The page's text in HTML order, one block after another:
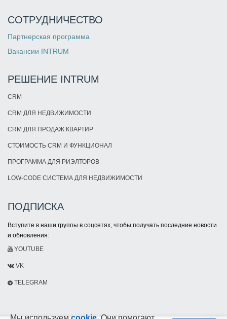
СОТРУДНИЧЕСТВО
Партнерская программа
Вакансии INTRUM
РЕШЕНИЕ INTRUM
CRM
CRM ДЛЯ НЕДВИЖИМОСТИ
CRM ДЛЯ ПРОДАЖ КВАРТИР
СТОИМОСТЬ CRM И ФУНКЦИОНАЛ
ПРОГРАММА ДЛЯ РИЭЛТОРОВ
LOW-CODE СИСТЕМА ДЛЯ НЕДВИЖИМОСТИ
ПОДПИСКА
Вступите в наши группы в соцсетях, чтобы получать последние новости
и обновления:
YOUTUBE
VK
TELEGRAM